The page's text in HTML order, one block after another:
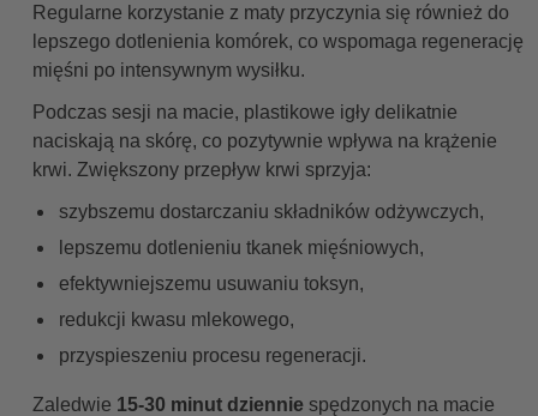
Regularne korzystanie z maty przyczynia się również do
lepszego dotlenienia komórek, co wspomaga regenerację
mięśni po intensywnym wysiłku.
Podczas sesji na macie, plastikowe igły delikatnie
naciskają na skórę, co pozytywnie wpływa na krążenie
krwi. Zwiększony przepływ krwi sprzyja:
szybszemu dostarczaniu składników odżywczych,
lepszemu dotlenieniu tkanek mięśniowych,
efektywniejszemu usuwaniu toksyn,
redukcji kwasu mlekowego,
przyspieszeniu procesu regeneracji.
Zaledwie 15-30 minut dziennie spędzonych na macie